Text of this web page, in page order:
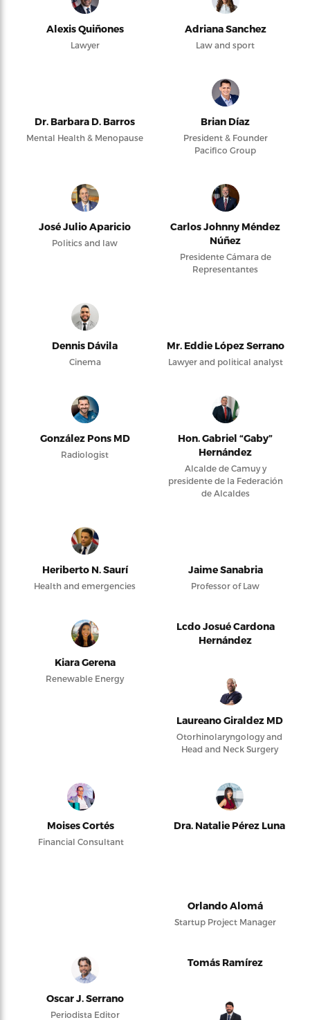
Alexis Quiñones
Lawyer
Adriana Sanchez
Law and sport
Dr. Barbara D. Barros
Mental Health & Menopause
Brian Díaz
President & Founder
Pacifico Group
José Julio Aparicio
Politics and law
Carlos Johnny Méndez
Núñez
Presidente Cámara de
Representantes
Dennis Dávila
Cinema
Mr. Eddie López Serrano
Lawyer and political analyst
González Pons MD
Radiologist
Hon. Gabriel “Gaby”
Hernández
Alcalde de Camuy y
presidente de la Federación
de Alcaldes
Heriberto N. Saurí
Health and emergencies
Jaime Sanabria
Professor of Law
Kiara Gerena
Renewable Energy
Lcdo Josué Cardona
Hernández
Laureano Giraldez MD
Otorhinolaryngology and
Head and Neck Surgery
Moises Cortés
Financial Consultant
Dra. Natalie Pérez Luna
Orlando Alomá
Startup Project Manager
Oscar J. Serrano
Periodista Editor
Tomás Ramírez